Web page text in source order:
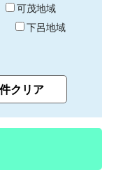
可茂地域
下呂地域